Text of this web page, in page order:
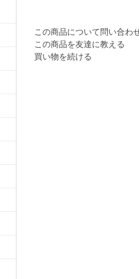
この商品について問い合わ
この商品を友達に教える
買い物を続ける